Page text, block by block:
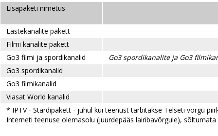
Lisapaketi nimetus
Lastekanalite pakett
Filmi kanalite pakett
Go3 filmi ja spordikanalid
Go3 spordikanalite ja Go3
Go3 spordikanalid
Go3 filmikanalid
Viasat World kanalid
* IPTV - Stardipakett - juhul kui teenust tarbitakse Telseti võrgu
Interneti teenuse olemasolu (juurdepääs lairibavõrgule),